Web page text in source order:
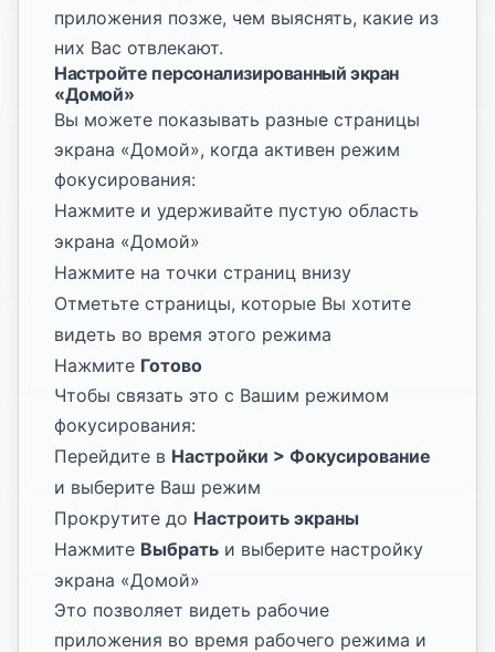
приложения позже, чем выяснять, какие из
них Вас отвлекают.
Настройте персонализированный экран
«Домой»
Вы можете показывать разные страницы
экрана «Домой», когда активен режим
фокусирования:
Нажмите и удерживайте пустую область
экрана «Домой»
Нажмите на точки страниц внизу
Отметьте страницы, которые Вы хотите
видеть во время этого режима
Нажмите Готово
Чтобы связать это с Вашим режимом
фокусирования:
Перейдите в Настройки > Фокусирование
и выберите Ваш режим
Прокрутите до Настроить экраны
Нажмите Выбрать и выберите настройку
экрана «Домой»
Это позволяет видеть рабочие
приложения во время рабочего режима и